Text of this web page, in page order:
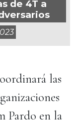
de 4T a
las
Pardo en la